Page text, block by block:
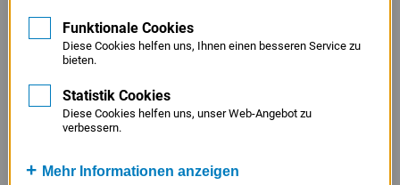
Funktionale Cookies
Diese Cookies helfen uns, Ihnen einen besseren Service zu
bieten.
Statistik Cookies
Diese Cookies helfen uns, unser Web-Angebot zu
verbessern.
Mehr Informationen anzeigen